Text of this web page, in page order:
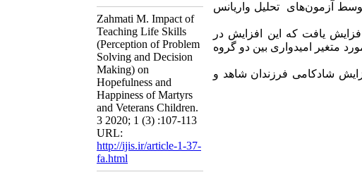
آزمون‌های تحلیل واریانس
یافت که این افزایش در
متغیر امیدواری بین دو گروه
شادکامی فرزندان شاهد و
Zahmati M. Impact of
Teaching Life Skills
(Perception of Problem
Solving and Decision
Making) on
Hopefulness and
Happiness of Martyrs
and Veterans Children.
3 2020; 1 (3) :107-113
URL:
http://ijis.ir/article-1-37-
fa.html